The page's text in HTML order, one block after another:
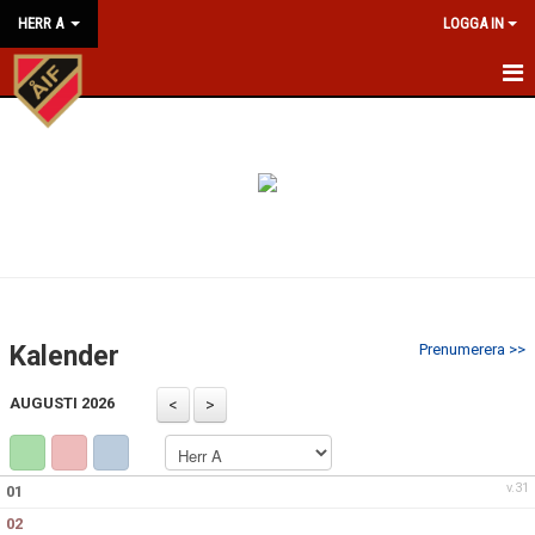
HERR A LOGGA IN
HEM
Prenumerera >>
Kalender
AUGUSTI 2026
v.31
01
02